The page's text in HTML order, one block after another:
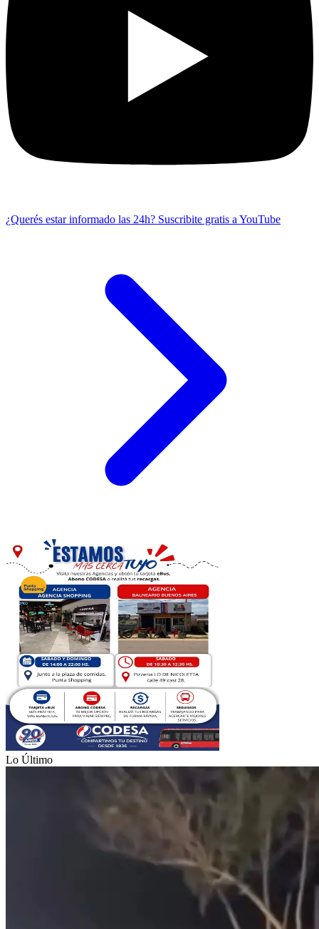
¿Querés estar informado las 24h? Suscribite gratis a YouTube
Lo Último